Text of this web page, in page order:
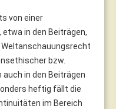
von einer
in den Beiträgen,
bzw.
in den Beiträgen
heftig fällt die
im Bereich